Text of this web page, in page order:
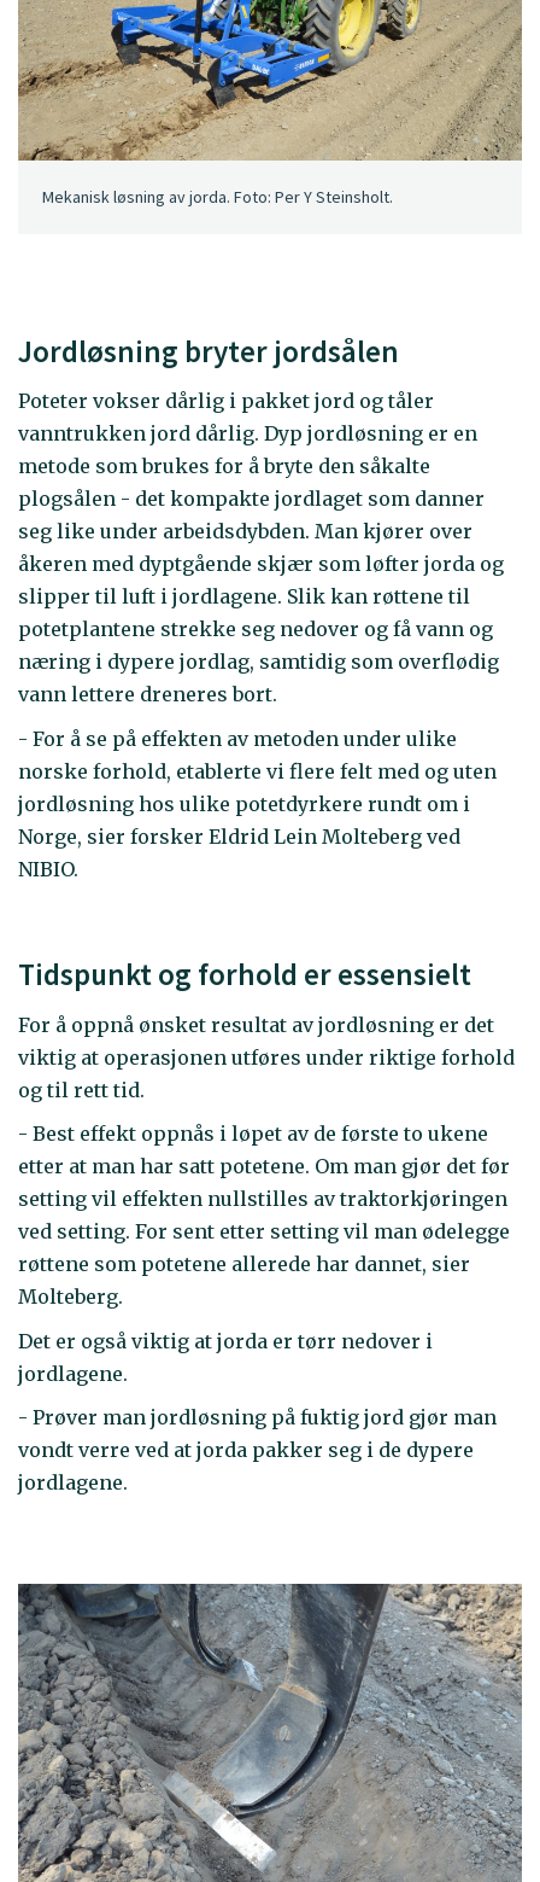
Mekanisk løsning av jorda. Foto: Per Y Steinsholt.
Jordløsning bryter jordsålen
Poteter vokser dårlig i pakket jord og tåler
vanntrukken jord dårlig. Dyp jordløsning er en
metode som brukes for å bryte den såkalte
plogsålen - det kompakte jordlaget som danner
seg like under arbeidsdybden. Man kjører over
åkeren med dyptgående skjær som løfter jorda og
slipper til luft i jordlagene. Slik kan røttene til
potetplantene strekke seg nedover og få vann og
næring i dypere jordlag, samtidig som overflødig
vann lettere dreneres bort.
- For å se på effekten av metoden under ulike
norske forhold, etablerte vi flere felt med og uten
jordløsning hos ulike potetdyrkere rundt om i
Norge, sier forsker Eldrid Lein Molteberg ved
NIBIO.
Tidspunkt og forhold er essensielt
For å oppnå ønsket resultat av jordløsning er det
viktig at operasjonen utføres under riktige forhold
og til rett tid.
- Best effekt oppnås i løpet av de første to ukene
etter at man har satt potetene. Om man gjør det før
setting vil effekten nullstilles av traktorkjøringen
ved setting. For sent etter setting vil man ødelegge
røttene som potetene allerede har dannet, sier
Molteberg.
Det er også viktig at jorda er tørr nedover i
jordlagene.
- Prøver man jordløsning på fuktig jord gjør man
vondt verre ved at jorda pakker seg i de dypere
jordlagene.